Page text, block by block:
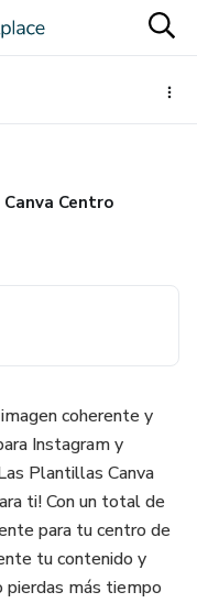
Centro
coherente y
Instagram y
Plantillas Canva
ti! Con un total de
para tu centro de
tu contenido y
pierdas más tiempo